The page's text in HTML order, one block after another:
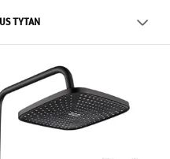
TYTAN